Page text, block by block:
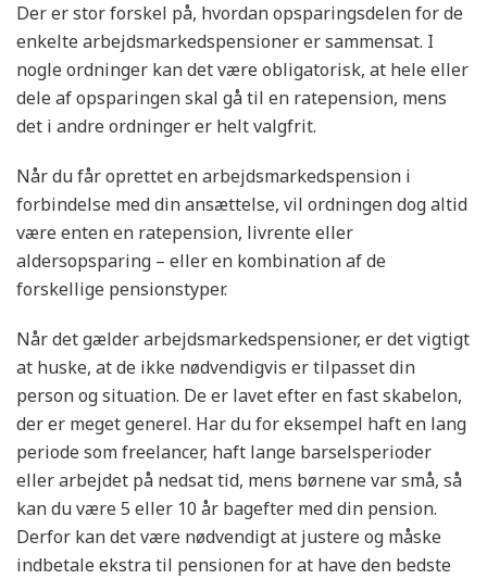
Der er stor forskel på, hvordan opsparingsdelen for de
enkelte arbejdsmarkedspensioner er sammensat. I
nogle ordninger kan det være obligatorisk, at hele eller
dele af opsparingen skal gå til en ratepension, mens
det i andre ordninger er helt valgfrit.
Når du får oprettet en arbejdsmarkedspension i
forbindelse med din ansættelse, vil ordningen dog altid
være enten en ratepension, livrente eller
aldersopsparing – eller en kombination af de
forskellige pensionstyper.
Når det gælder arbejdsmarkedspensioner, er det vigtigt
at huske, at de ikke nødvendigvis er tilpasset din
person og situation. De er lavet efter en fast skabelon,
der er meget generel. Har du for eksempel haft en lang
periode som freelancer, haft lange barselsperioder
eller arbejdet på nedsat tid, mens børnene var små, så
kan du være 5 eller 10 år bagefter med din pension.
Derfor kan det være nødvendigt at justere og måske
indbetale ekstra til pensionen for at have den bedste